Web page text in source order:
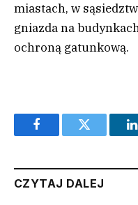
miastach, w
gniazda na
ochroną gatunkową.
FacebookTwitter
CZYTAJ DALEJ